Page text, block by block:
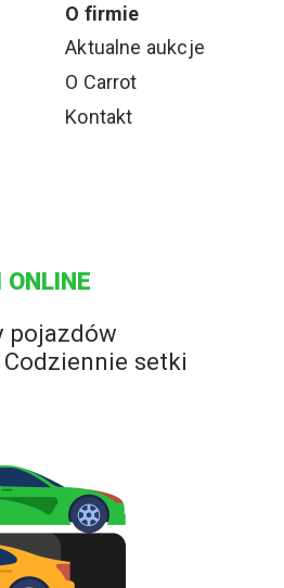
O firmie
Aktualne aukcje
O Carrot
Kontakt
pojazdów
setki